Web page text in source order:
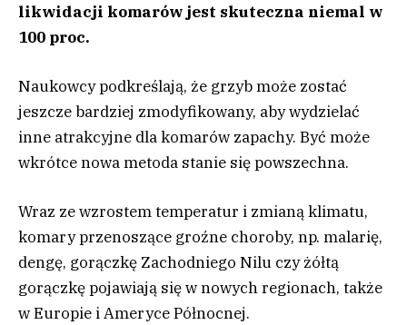
likwidacji komarów jest skuteczna niemal w
100 proc.
Naukowcy podkreślają, że grzyb może zostać
jeszcze bardziej zmodyfikowany, aby wydzielać
inne atrakcyjne dla komarów zapachy. Być może
wkrótce nowa metoda stanie się powszechna.
Wraz ze wzrostem temperatur i zmianą klimatu,
komary przenoszące groźne choroby, np. malarię,
dengę, gorączkę Zachodniego Nilu czy żółtą
gorączkę pojawiają się w nowych regionach, także
w Europie i Ameryce Północnej.